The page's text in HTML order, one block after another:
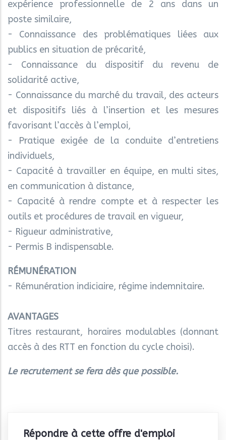
expérience professionnelle de 2 ans dans un
poste similaire,
- Connaissance des problématiques liées aux
publics en situation de précarité,
- Connaissance du dispositif du revenu de
solidarité active,
- Connaissance du marché du travail, des acteurs
et dispositifs liés à l’insertion et les mesures
favorisant l’accès à l’emploi,
- Pratique exigée de la conduite d’entretiens
individuels,
- Capacité à travailler en équipe, en multi sites,
en communication à distance,
- Capacité à rendre compte et à respecter les
outils et procédures de travail en vigueur,
- Rigueur administrative,
- Permis B indispensable.
RÉMUNÉRATION
- Rémunération indiciaire, régime indemnitaire.
AVANTAGES
Titres restaurant, horaires modulables (donnant
accès à des RTT en fonction du cycle choisi).
Le recrutement se fera dès que possible.
Répondre à cette offre d'emploi